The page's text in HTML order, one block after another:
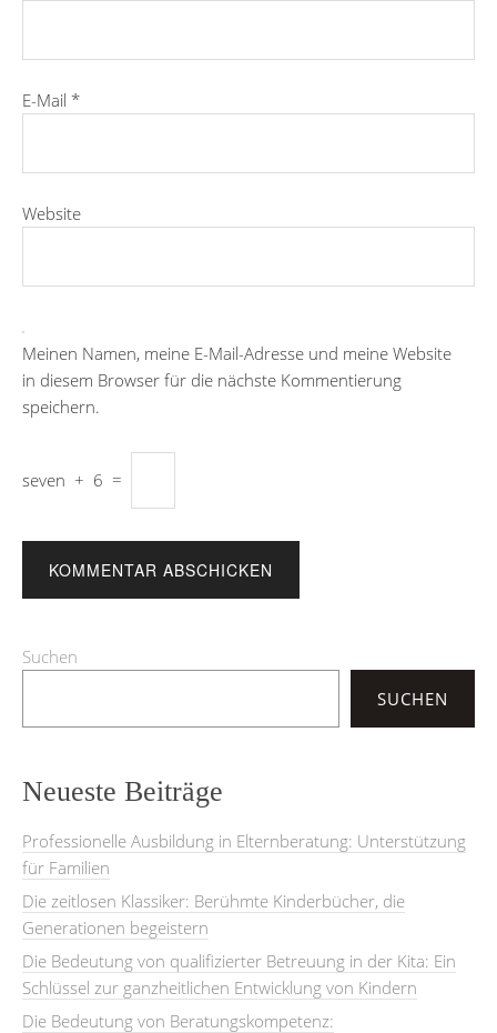
E-Mail *
Website
Meinen Namen, meine E-Mail-Adresse und meine Website
in diesem Browser für die nächste Kommentierung
speichern.
seven + 6 =
Suchen
SUCHEN
Neueste Beiträge
Professionelle Ausbildung in Elternberatung: Unterstützung
für Familien
Die zeitlosen Klassiker: Berühmte Kinderbücher, die
Generationen begeistern
Die Bedeutung von qualifizierter Betreuung in der Kita: Ein
Schlüssel zur ganzheitlichen Entwicklung von Kindern
Die Bedeutung von Beratungskompetenz: